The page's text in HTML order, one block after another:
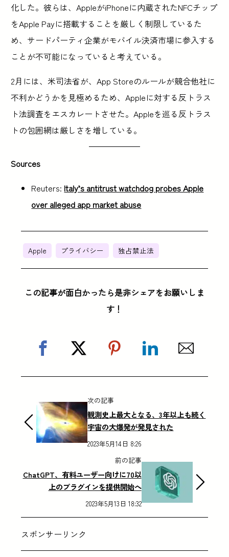
化した。彼らは、AppleがiPhoneに内蔵されたNFCチップ
をApple Payに搭載することを厳しく制限しているた
め、サードパーティ企業がモバイル決済市場に参入する
ことが不可能になっていると考えている。
2月には、米司法省が、App Storeのルールが競合他社に
不利かどうかを見極めるため、Appleに対する反トラス
ト法調査をエスカレートさせた。Appleを巡る反トラス
トの包囲網は厳しさを増している。
Sources
Reuters: Italy’s antitrust watchdog probes Apple
over alleged app market abuse
Apple プライバシー 独占禁止法
この記事が面白かったら是非シェアをお願いしま
す！
次の記事
観測史上最大となる、3年以上も続く
宇宙の大爆発が発見された
2023年5月14日 8:26
前の記事
ChatGPT、有料ユーザー向けに70以
上のプラグインを提供開始へ
2023年5月13日 18:32
スポンサーリンク